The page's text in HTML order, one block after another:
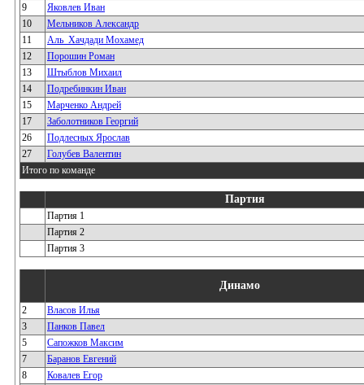
9
Яковлев Иван
10
Мельников Александр
11
Аль_Хачдади Мохамед
12
Порошин Роман
13
Штыблов Михаил
14
Подребинкин Иван
15
Марченко Андрей
17
Заболотников Георгий
26
Подлесных Ярослав
27
Голубев Валентин
Итого по команде
Партия
Партия 1
Партия 2
Партия 3
Динамо
2
Власов Илья
3
Панков Павел
5
Сапожков Максим
7
Баранов Евгений
8
Ковалев Егор